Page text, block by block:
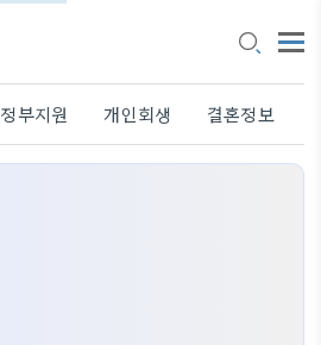
정부지원 개인회생 결혼정보